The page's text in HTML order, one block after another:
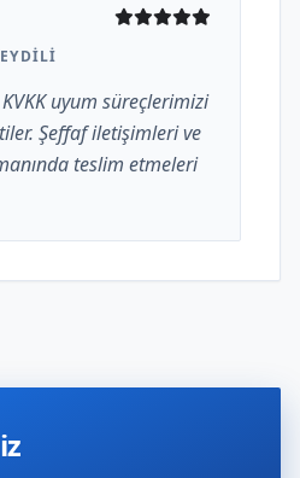
uyum süreçlerimizi
Şeffaf iletişimleri ve
teslim etmeleri